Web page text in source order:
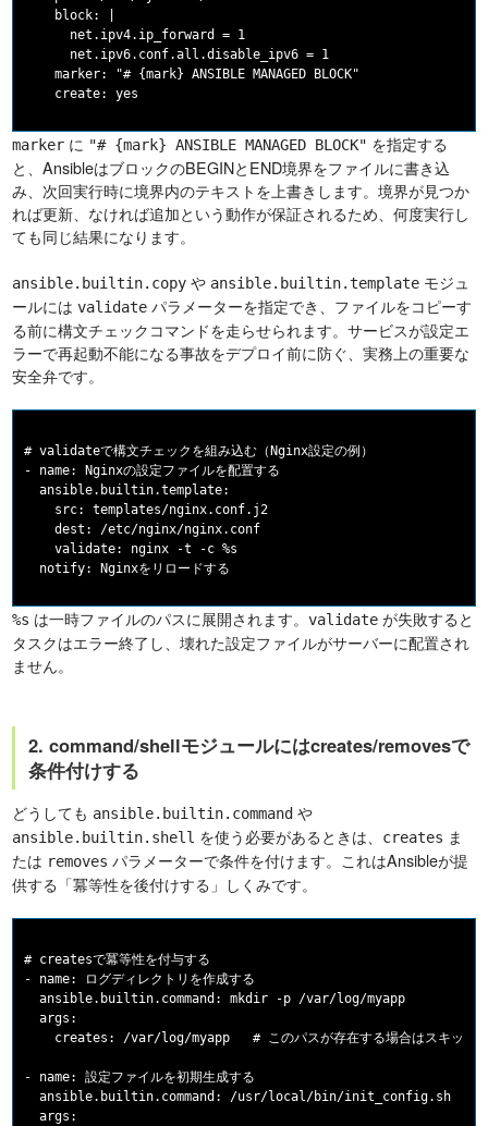
    block: |
      net.ipv4.ip_forward = 1
      net.ipv6.conf.all.disable_ipv6 = 1
    marker: "# {mark} ANSIBLE MANAGED BLOCK"
marker に "# {mark} ANSIBLE MANAGED BLOCK" を指定する
と、AnsibleはブロックのBEGINとEND境界をファイルに書き込
み、次回実行時に境界内のテキストを上書きします。境界が見つか
れば更新、なければ追加という動作が保証されるため、何度実行し
ても同じ結果になります。
ansible.builtin.copy や ansible.builtin.template モジュ
ールにはvalidate パラメーターを指定でき、ファイルをコピーす
る前に構文チェックコマンドを走らせられます。サービスが設定エ
ラーで再起動不能になる事故をデプロイ前に防ぐ、実務上の重要な
安全弁です。
# validateで構文チェックを組み込む（Nginx設定の例）
- name: Nginxの設定ファイルを配置する
  ansible.builtin.template:
    src: templates/nginx.conf.j2
    dest: /etc/nginx/nginx.conf
    validate: nginx -t -c %s
%s は一時ファイルのパスに展開されます。validate が失敗すると
タスクはエラー終了し、壊れた設定ファイルがサーバーに配置され
ません。
2. command/shellモジュールにはcreates/removesで
条件付けする
どうしても ansible.builtin.command や
ansible.builtin.shell を使う必要があるときは、 creates ま
たは removes パラメーターで条件を付けます。これはAnsibleが提
供する「冪等性を後付けする」しくみです。
# createsで冪等性を付与する
- name: ログディレクトリを作成する
  ansible.builtin.command: mkdir -p /var/log/myapp
  args:
    creates: /var/log/myapp   # このパスが存在する場合はスキップ
- name: 設定ファイルを初期生成する
  ansible.builtin.command: /usr/local/bin/init_config.sh
  args: